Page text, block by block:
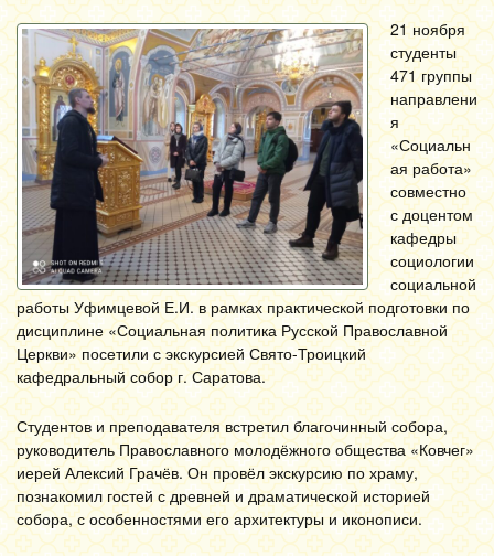
21 ноября
студенты
471 группы
направлени
я
«Социальн
ая работа»
совместно
с доцентом
кафедры
социологии
социальной
работы Уфимцевой Е.И. в рамках практической подготовки по
дисциплине «Социальная политика Русской Православной
Церкви» посетили с экскурсией Свято-Троицкий
кафедральный собор г. Саратова.
Студентов и преподавателя встретил благочинный собора,
руководитель Православного молодёжного общества «Ковчег»
иерей Алексий Грачёв. Он провёл экскурсию по храму,
познакомил гостей с древней и драматической историей
собора, с особенностями его архитектуры и иконописи.